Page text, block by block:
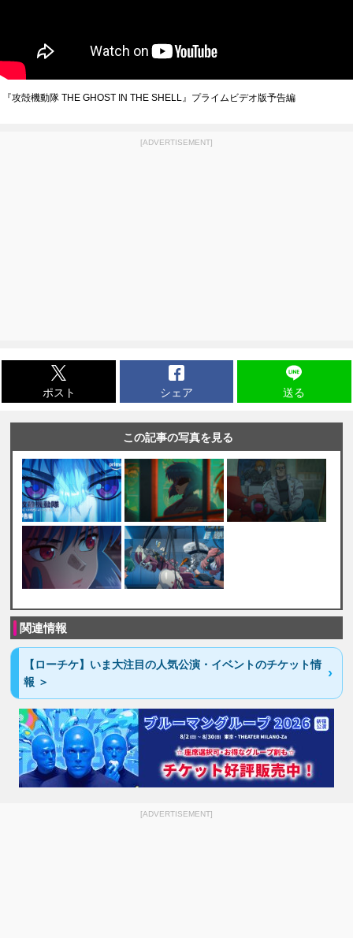
『攻殻機動隊 THE GHOST IN THE SHELL』プライムビデオ版予告編
[ADVERTISEMENT]
ポスト シェア 送る
この記事の写真を見る
関連情報
【ローチケ】いま大注目の人気公演・イベントのチケット情
報 ＞
[ADVERTISEMENT]